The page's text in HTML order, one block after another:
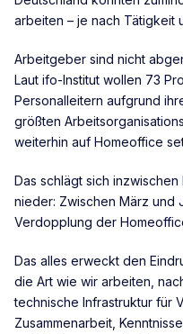
arbeiten – je nach Tätigkeit
Arbeitgeber sind nicht
Laut ifo-Institut wollen 73
Personalleitern aufgrund
größten
weiterhin auf Homeoffice
Das schlägt sich
nieder: Zwischen März und
Verdopplung der
Das alles erweckt den
die Art wie wir arbeiten,
technische Infrastruktur für
Zusammenarbeit,